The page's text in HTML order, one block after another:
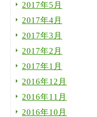
2017年5月
2017年4月
2017年3月
2017年2月
2017年1月
2016年12月
2016年11月
2016年10月